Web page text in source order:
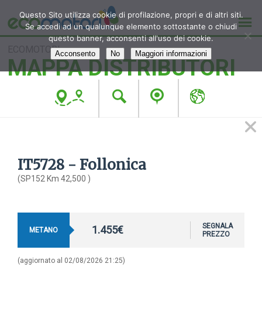
ECOMOTORI
MAPPA DISTRIBUTORI
Questo Sito utilizza cookie di profilazione, propri e di altri siti.
Se accedi ad un qualunque elemento sottostante o chiudi
questo banner, acconsenti all'uso dei cookie.
Acconsento No Maggiori informazioni